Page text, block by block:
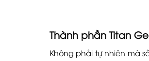
Thành phần Titan
Không phải tự nhiên mà